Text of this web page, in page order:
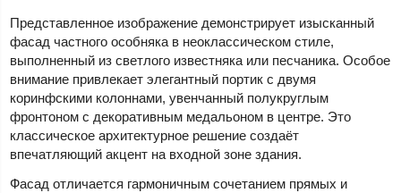
Представленное изображение демонстрирует изысканный
фасад частного особняка в неоклассическом стиле,
выполненный из светлого известняка или песчаника. Особое
внимание привлекает элегантный портик с двумя
коринфскими колоннами, увенчанный полукруглым
фронтоном с декоративным медальоном в центре. Это
классическое архитектурное решение создаёт
впечатляющий акцент на входной зоне здания.
Фасад отличается гармоничным сочетанием прямых и